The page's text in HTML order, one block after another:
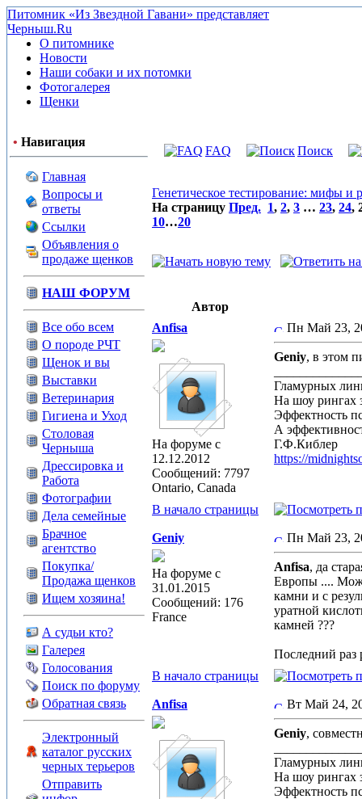
Питомник «Из Звездной Гавани» представляет
Черныш.Ru
О питомнике
Новости
Наши собаки и их потомки
Фотогалерея
Щенки
• Навигация
Главная
Вопросы и
ответы
Ссылки
Объявления о
продаже щенков
НАШ ФОРУМ
Все обо всем
О породе РЧТ
Щенок и вы
Выставки
Ветеринария
Гигиена и Уход
Столовая
Черныша
Дрессировка и
Работа
Фотографии
Дела семейные
Брачное
агентство
Покупка/
Продажа щенков
Ищем хозяина!
А судьи кто?
Галерея
Голосования
Поиск по форуму
Обратная связь
Электронный
каталог русских
черных терьеров
Отправить
FAQ Поиск
Генетическое тестирование: мифы и
На страницу Пред. 1, 2, 3 … 23, 24,
10…20
Автор
Anfisa
На форуме с
12.12.2012
Сообщений: 7797
Ontario, Canada
Пн Май 23,
Geniy, в этом
Гламурных
На шоу рингах
Эффектность
А
Г.Ф.Киблер
https://
В начало страницы
Geniy
На форуме с
31.01.2015
Сообщений: 176
France
Пн Май 23,
Anfisa, да
Европы ....
камни и с
уратной
камней ???
Последний раз
В начало страницы
Anfisa Вт Май 24,
Geniy,
Гламурных
На шоу рингах
Эффектность